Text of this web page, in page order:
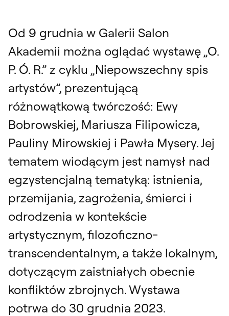
Od 9 grudnia w Galerii Salon
Akademii można oglądać wystawę „O.
P. Ó. R.” z cyklu „Niepowszechny spis
artystów”, prezentującą
różnowątkową twórczość: Ewy
Bobrowskiej, Mariusza Filipowicza,
Pauliny Mirowskiej i Pawła Mysery. Jej
tematem wiodącym jest namysł nad
egzystencjalną tematyką: istnienia,
przemijania, zagrożenia, śmierci i
odrodzenia w kontekście
artystycznym, filozoficzno-
transcendentalnym, a także lokalnym,
dotyczącym zaistniałych obecnie
konfliktów zbrojnych. Wystawa
potrwa do 30 grudnia 2023.